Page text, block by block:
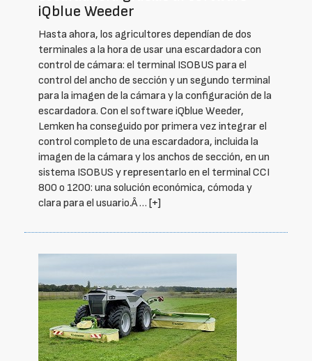
iQblue Weeder
Hasta ahora, los agricultores dependían de dos
terminales a la hora de usar una escardadora con
control de cámara: el terminal ISOBUS para el
control del ancho de sección y un segundo terminal
para la imagen de la cámara y la configuración de la
escardadora. Con el software iQblue Weeder,
Lemken ha conseguido por primera vez integrar el
control completo de una escardadora, incluida la
imagen de la cámara y los anchos de sección, en un
sistema ISOBUS y representarlo en el terminal CCI
800 o 1200: una solución económica, cómoda y
clara para el usuario.Â … [+]